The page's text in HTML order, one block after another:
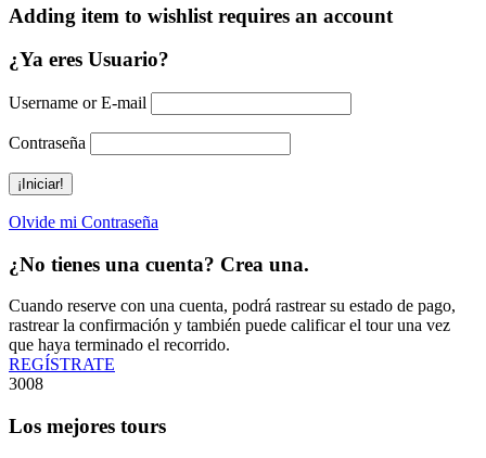
Adding item to wishlist requires an account
¿Ya eres Usuario?
Username or E-mail
Contraseña
Olvide mi Contraseña
¿No tienes una cuenta? Crea una.
Cuando reserve con una cuenta, podrá rastrear su estado de pago,
rastrear la confirmación y también puede calificar el tour una vez
que haya terminado el recorrido.
REGÍSTRATE
3008
Los mejores tours